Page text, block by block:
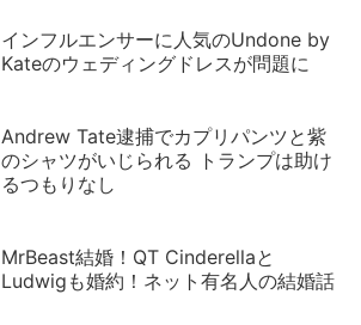
インフルエンサーに人気のUndone by
Kateのウェディングドレスが問題に
Andrew Tate逮捕でカプリパンツと紫
のシャツがいじられる トランプは助け
るつもりなし
MrBeast結婚！QT Cinderellaと
Ludwigも婚約！ネット有名人の結婚話